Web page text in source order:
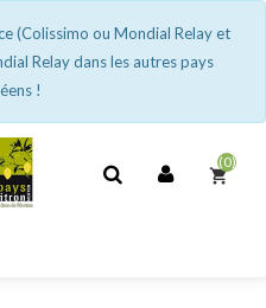
(Colissimo ou Mondial Relay et
Relay dans les autres pays
!
shopping_cart
(0)